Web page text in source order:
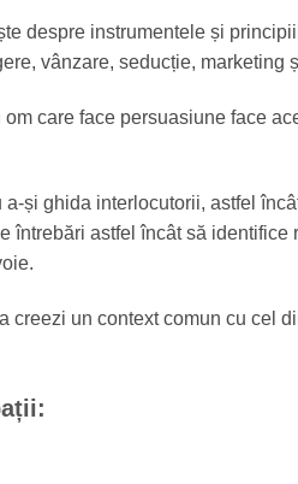
despre instrumentele și
vânzare, seducție, marketing
care face persuasiune face
și ghida interlocutorii, astfel
întrebări astfel încât să
creezi un context comun cu cel